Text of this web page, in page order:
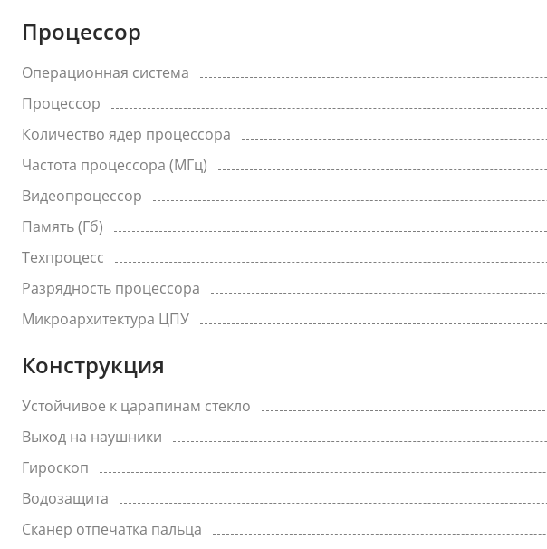
Процессор
Операционная система
Процессор
Количество ядер процессора
Частота процессора (МГц)
Видеопроцессор
Память (Гб)
Техпроцесс
Разрядность процессора
Микроархитектура ЦПУ
Конструкция
Устойчивое к царапинам стекло
Выход на наушники
Гироскоп
Водозащита
Сканер отпечатка пальца